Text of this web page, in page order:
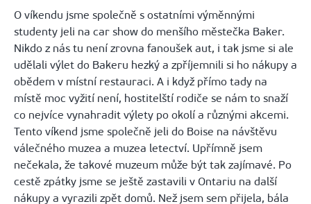
O víkendu jsme společně s ostatními výměnnými
studenty jeli na car show do menšího městečka Baker.
Nikdo z nás tu není zrovna fanoušek aut, i tak jsme si ale
udělali výlet do Bakeru hezký a zpříjemnili si ho nákupy a
obědem v místní restauraci. A i když přímo tady na
místě moc vyžití není, hostitelští rodiče se nám to snaží
co nejvíce vynahradit výlety po okolí a různými akcemi.
Tento víkend jsme společně jeli do Boise na návštěvu
válečného muzea a muzea letectví. Upřímně jsem
nečekala, že takové muzeum může být tak zajímavé. Po
cestě zpátky jsme se ještě zastavili v Ontariu na další
nákupy a vyrazili zpět domů. Než jsem sem přijela, bála